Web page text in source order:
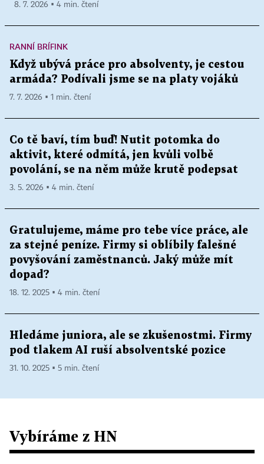
8. 7. 2026 ▪ 4 min. čtení
RANNÍ BRÍFINK
Když ubývá práce pro absolventy, je cestou
armáda? Podívali jsme se na platy vojáků
7. 7. 2026 ▪ 1 min. čtení
Co tě baví, tím buď! Nutit potomka do
aktivit, které odmítá, jen kvůli volbě
povolání, se na něm může krutě podepsat
3. 5. 2026 ▪ 4 min. čtení
Gratulujeme, máme pro tebe více práce, ale
za stejné peníze. Firmy si oblíbily falešné
povyšování zaměstnanců. Jaký může mít
dopad?
18. 12. 2025 ▪ 4 min. čtení
Hledáme juniora, ale se zkušenostmi. Firmy
pod tlakem AI ruší absolventské pozice
31. 10. 2025 ▪ 5 min. čtení
Vybíráme z HN